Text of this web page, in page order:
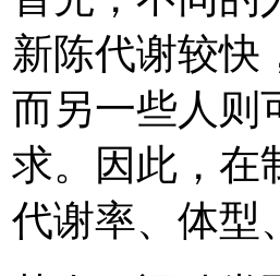
新陈代谢较快
而另一些人则
求。因此，在
代谢率、体型